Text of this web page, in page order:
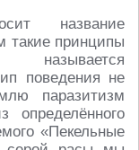
название
такие принципы
называется
поведения не
паразитизм
«Пекельные